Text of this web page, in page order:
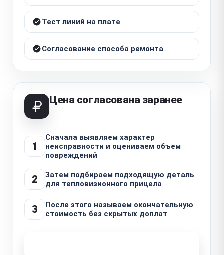
Тест линий на плате
Согласование способа ремонта
Цена согласована заранее
1
Сначала выявляем характер
неисправности и оцениваем объем
повреждений
2
Затем подбираем подходящую деталь
для тепловизионного прицела
3
После этого называем окончательную
стоимость без скрытых доплат